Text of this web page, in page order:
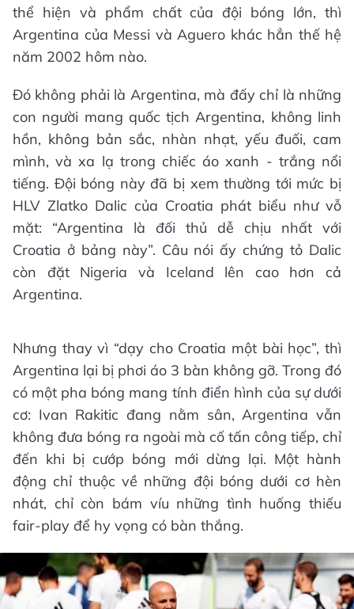
thể hiện và phẩm chất của đội bóng lớn, thì
Argentina của Messi và Aguero khác hẳn thế hệ
năm 2002 hôm nào.
Đó không phải là Argentina, mà đấy chỉ là những
con người mang quốc tịch Argentina, không linh
hồn, không bản sắc, nhàn nhạt, yếu đuối, cam
mình, và xa lạ trong chiếc áo xanh - trắng nổi
tiếng. Đội bóng này đã bị xem thường tới mức bị
HLV Zlatko Dalic của Croatia phát biểu như vỗ
mặt: “Argentina là đối thủ dễ chịu nhất với
Croatia ở bảng này”. Câu nói ấy chứng tỏ Dalic
còn đặt Nigeria và Iceland lên cao hơn cả
Argentina.
Nhưng thay vì “dạy cho Croatia một bài học”, thì
Argentina lại bị phơi áo 3 bàn không gỡ. Trong đó
có một pha bóng mang tính điển hình của sự dưới
cơ: Ivan Rakitic đang nằm sân, Argentina vẫn
không đưa bóng ra ngoài mà cố tấn công tiếp, chỉ
đến khi bị cướp bóng mới dừng lại. Một hành
động chỉ thuộc về những đội bóng dưới cơ hèn
nhát, chỉ còn bám víu những tình huống thiếu
fair-play để hy vọng có bàn thắng.